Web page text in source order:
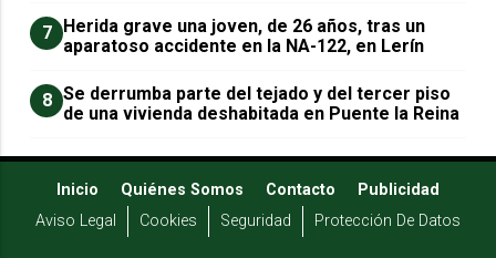
7
Herida grave una joven, de 26 años, tras un
aparatoso accidente en la NA-122, en Lerín
8 Se derrumba parte del tejado y del tercer piso
de una vivienda deshabitada en Puente la Reina
Inicio Quiénes Somos Contacto
Publicidad
Aviso Legal
Cookies Seguridad Protección De Datos